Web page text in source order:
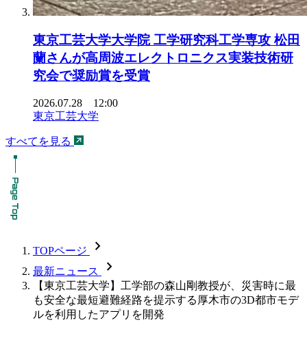
東京工芸大学大学院 工学研究科工学専攻 松田
蘭さんが高周波エレクトロニクス実装技術研
究会で奨励賞を受賞
2026.07.28 12:00
東京工芸大学
すべてを見る
TOPページ chevron_forward
最新ニュース chevron_forward
【東京工芸大学】工学部の森山剛教授が、災害時に最
も安全な最短避難経路を提示する厚木市の3D都市モデ
ルを利用したアプリを開発